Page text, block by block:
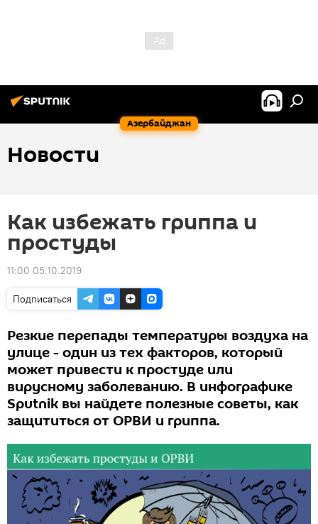
Азербайджан
Новости
Как избежать гриппа и
простуды
11:00 05.10.2019
Подписаться
Резкие перепады температуры воздуха на
улице - один из тех факторов, который
может привести к простуде или
вирусному заболеванию. В инфографике
Sputnik вы найдете полезные советы, как
защититься от ОРВИ и гриппа.